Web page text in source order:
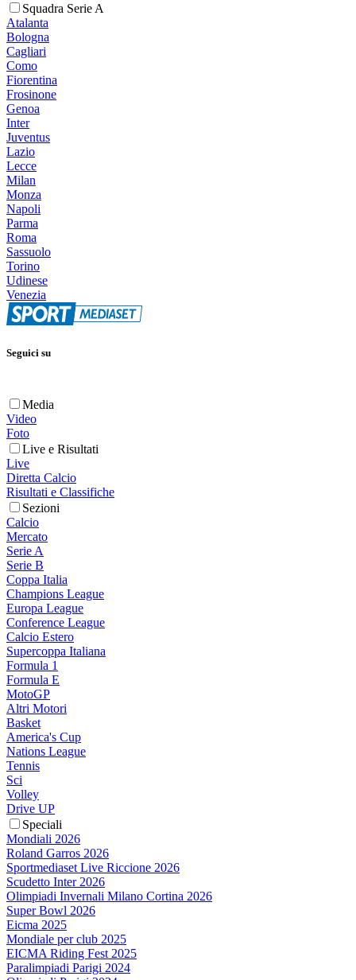
Squadra Serie A
Atalanta
Bologna
Cagliari
Como
Fiorentina
Frosinone
Genoa
Inter
Juventus
Lazio
Lecce
Milan
Monza
Napoli
Parma
Roma
Sassuolo
Torino
Udinese
Venezia
Seguici su
Media
Video
Foto
Live e Risultati
Live
Diretta Calcio
Risultati e Classifiche
Sezioni
Calcio
Mercato
Serie A
Serie B
Coppa Italia
Champions League
Europa League
Conference League
Calcio Estero
Supercoppa Italiana
Formula 1
Formula E
MotoGP
Altri Motori
Basket
America's Cup
Nations League
Tennis
Sci
Volley
Drive UP
Speciali
Mondiali 2026
Roland Garros 2026
Sportmediaset Live Riccione 2026
Scudetto Inter 2026
Olimpiadi Invernali Milano Cortina 2026
Super Bowl 2026
Eicma 2025
Mondiale per club 2025
EICMA Riding Fest 2025
Paralimpiadi Parigi 2024